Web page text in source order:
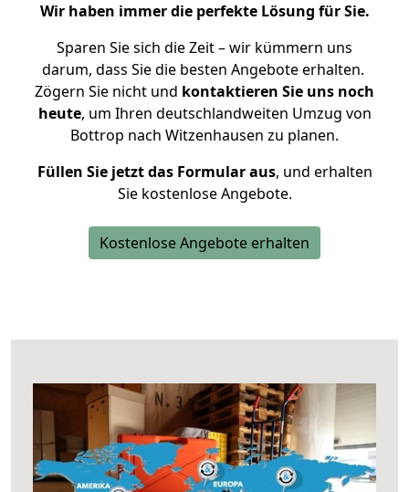
Wir haben immer die perfekte Lösung für Sie.
Sparen Sie sich die Zeit – wir kümmern uns
darum, dass Sie die besten Angebote erhalten.
Zögern Sie nicht und kontaktieren Sie uns noch
heute, um Ihren deutschlandweiten Umzug von
Bottrop nach Witzenhausen zu planen.
Füllen Sie jetzt das Formular aus, und erhalten
Sie kostenlose Angebote.
Kostenlose Angebote erhalten